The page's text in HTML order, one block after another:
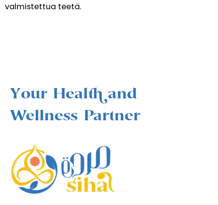
valmistettua teetä.
Your Health and
Wellness Partner